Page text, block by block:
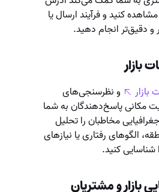
کنید و فرآیند ارسال یا
و دقیق‌تر انجام دهید.
بازار
و نظرسنجی‌های
مکانی پاسخ‌دهندگان به شما
مخاطبان را تحلیل
الگوهای رفتاری یا نیازهای
کنید.
بازار و مشتریان